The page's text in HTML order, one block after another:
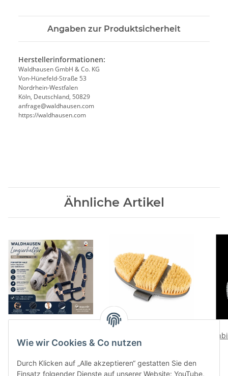
Wie wir Cookies & Co nutzen
Durch Klicken auf „Alle akzeptieren“ gestatten Sie den
Einsatz folgender Dienste auf unserer Website: YouTube,
Angaben zur Produktsicherheit
Herstellerinformationen:
Waldhausen GmbH & Co. KG
Von-Hünefeld-Straße 53
Nordrhein-Westfalen
Köln, Deutschland, 50829
anfrage@waldhausen.com
https://waldhausen.com
Ähnliche Artikel
gepolstert Satin Halfter
29,95 €*
Naturborsten
19,95 €